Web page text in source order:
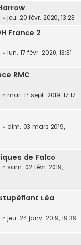
« jeu. 20 févr. 2020, 13:23
France 2
« lun. 17 févr. 2020, 13:31
RMC
« mar. 17 sept. 2019, 17:17
« dim. 03 mars 2019,
de Falco
« sam. 02 févr. 2019,
Léa
« jeu. 24 janv. 2019, 19:39